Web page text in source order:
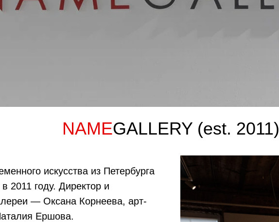
NAMEGALLERY (est. 2011)
искусства из Петербурга
2011 году. Директор и
— Оксана Корнеева, арт-
Ершова.